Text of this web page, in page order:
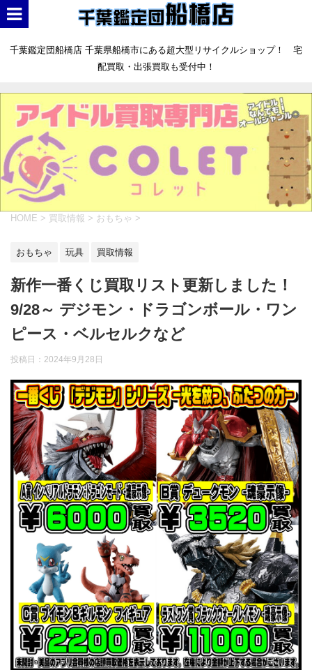
千葉鑑定団船橋店 千葉県船橋市にある超大型リサイクルショップ！ 宅
配買取・出張買取も受付中！
HOME > 買取情報 > おもちゃ >
おもちゃ 玩具 買取情報
新作一番くじ買取リスト更新しました！
9/28～ デジモン・ドラゴンボール・ワン
ピース・ベルセルクなど
投稿日： 2024年9月28日